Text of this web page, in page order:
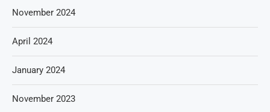
November 2024
April 2024
January 2024
November 2023